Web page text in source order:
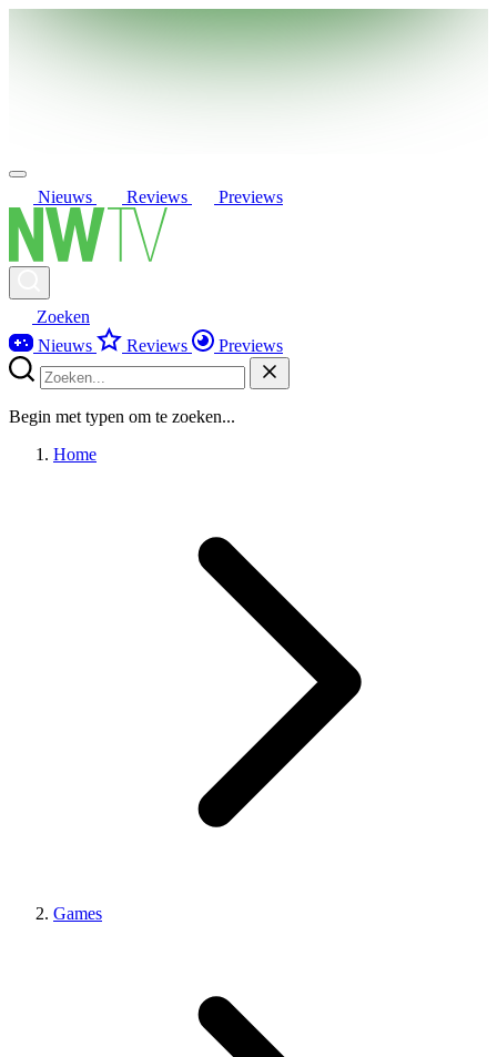
Nieuws Reviews Previews
Zoeken
Nieuws
Reviews Previews
Begin met typen om te zoeken...
Home
Games